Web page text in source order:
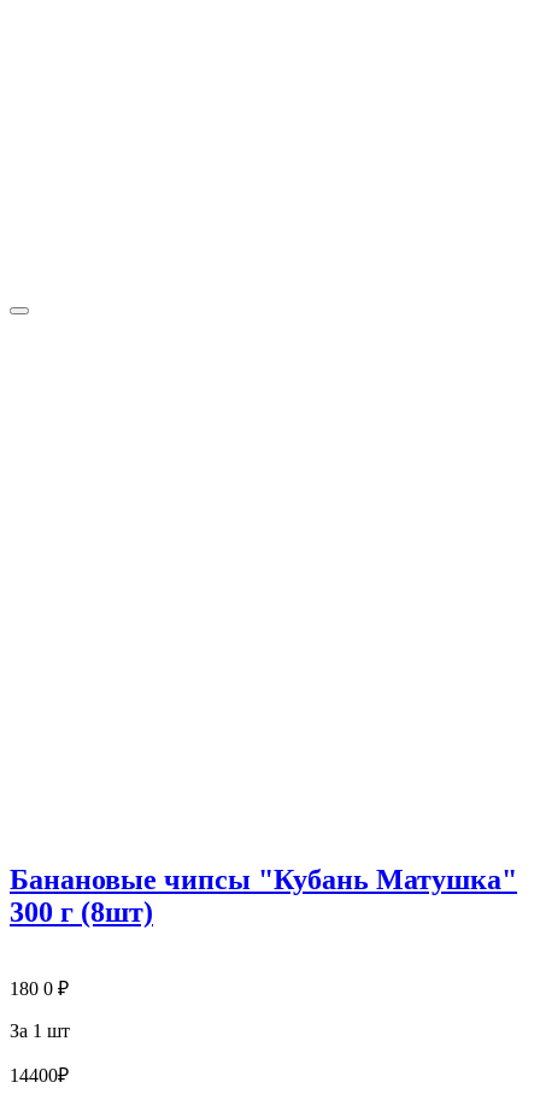
Банановые чипсы "Кубань Матушка"
300 г (8шт)
180 0 ₽
За 1 шт
14400₽